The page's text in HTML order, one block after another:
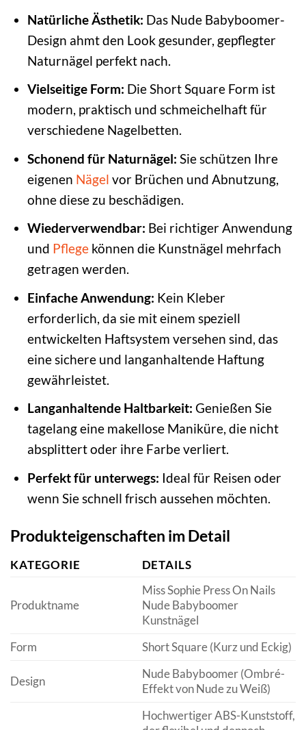
Natürliche Ästhetik: Das Nude Babyboomer-
Design ahmt den Look gesunder, gepflegter
Naturnägel perfekt nach.
Vielseitige Form: Die Short Square Form ist
modern, praktisch und schmeichelhaft für
verschiedene Nagelbetten.
Schonend für Naturnägel: Sie schützen Ihre
eigenen Nägel vor Brüchen und Abnutzung,
ohne diese zu beschädigen.
Wiederverwendbar: Bei richtiger Anwendung
und Pflegekönnen die Kunstnägel mehrfach
getragen werden.
Einfache Anwendung: Kein Kleber
erforderlich, da sie mit einem speziell
entwickelten Haftsystem versehen sind, das
eine sichere und langanhaltende Haftung
gewährleistet.
Langanhaltende Haltbarkeit: Genießen Sie
tagelang eine makellose Maniküre, die nicht
absplittert oder ihre Farbe verliert.
Perfekt für unterwegs: Ideal für Reisen oder
wenn Sie schnell frisch aussehen möchten.
Produkteigenschaften im Detail
KATEGORIE DETAILS
Produktname
Miss Sophie Press On Nails
Nude Babyboomer
Kunstnägel
Form
Short Square (Kurz und Eckig)
Design
Nude Babyboomer (Ombré-
Effekt von Nude zu Weiß)
Hochwertiger ABS-Kunststoff,